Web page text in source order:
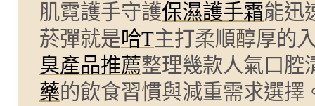
肌霓護手守護保濕護手霜能迅
菸彈就是哈T主打柔順醇厚的
臭產品推薦整理幾款人氣口腔
藥的飲食習慣與減重需求選